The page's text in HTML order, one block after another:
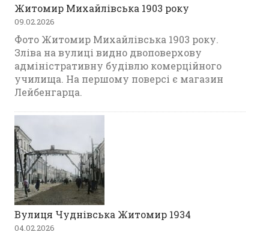
Житомир Михайлівська 1903 року
09.02.2026
Фото Житомир Михайлівська 1903 року.
Зліва на вулиці видно двоповерхову
адміністративну будівлю комерційного
училища. На першому поверсі є магазин
Лейбенгарца.
Вулиця Чуднівська Житомир 1934
04.02.2026